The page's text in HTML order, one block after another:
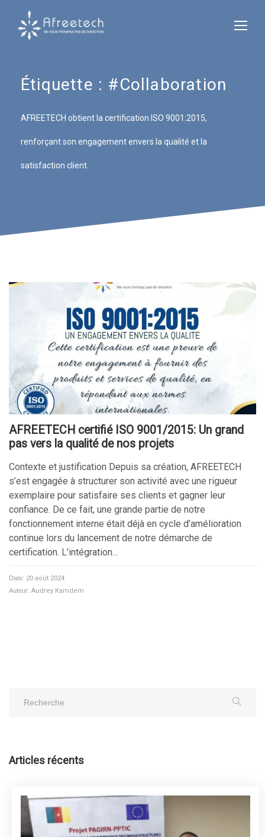
Étiquette : #Collaboration
AFREETECH obtient la certification ISO 9001:2015,
renforçant son engagement envers la qualité et la
satisfaction client.
AFREETECH certifié ISO 9001/2015: Un grand
pas vers la qualité de nos projets
Contexte et justification Depuis sa création, AFREETECH
s’est engagée à structurer son activité avec une rigueur
exemplaire pour satisfaire ses clients et gagner leur
confiance. De ce fait, une grande partie de notre
fonctionnement interne était déjà en cycle d’amélioration
continue lors du lancement de notre démarche de
certification. L’intégration…
Date: 20 août 2024
Auteur: Audrey Kamdem
Articles récents